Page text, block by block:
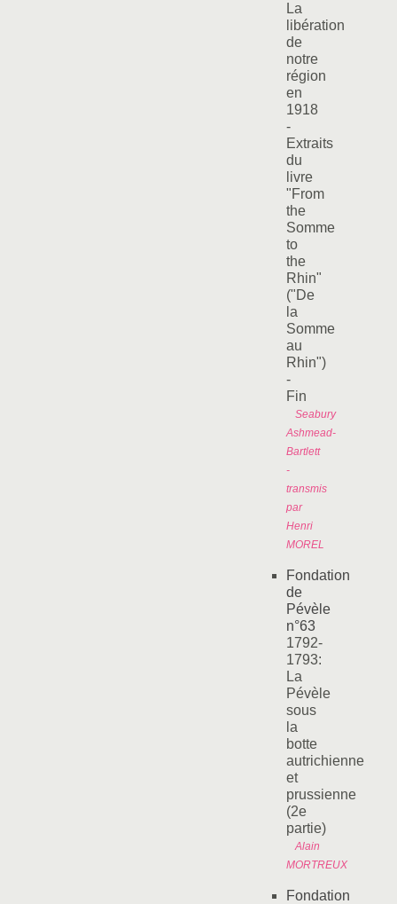
La
libération
de
notre
région
en
1918
-
Extraits
du
livre
"From
the
Somme
to
the
Rhin"
("De
la
Somme
au
Rhin")
-
Fin
Seabury
Ashmead-
Bartlett
-
transmis
par
Henri
MOREL
Fondation
de
Pévèle
n°63
1792-
1793:
La
Pévèle
sous
la
botte
autrichienne
et
prussienne
(2e
partie)
Alain
MORTREUX
Fondation